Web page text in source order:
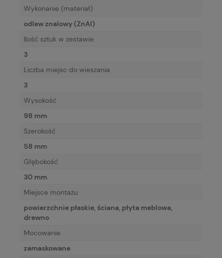
Wykonanie (materiał)
odlew znalowy (ZnAl)
Ilość sztuk w zestawie
3
Liczba miejsc do wieszania
3
Wysokość
98 mm
Szerokość
58 mm
Głębokość
30 mm
Miejsce montażu
powierzchnie płaskie, ściana, płyta meblowa,
drewno
Mocowanie
zamaskowane